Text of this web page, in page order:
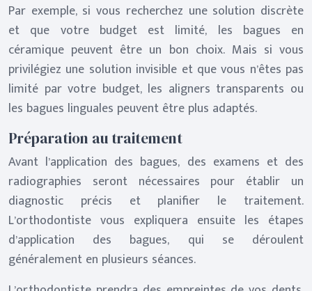
Par exemple, si vous recherchez une solution discrète
et que votre budget est limité, les bagues en
céramique peuvent être un bon choix. Mais si vous
privilégiez une solution invisible et que vous n’êtes pas
limité par votre budget, les aligners transparents ou
les bagues linguales peuvent être plus adaptés.
Préparation au traitement
Avant l’application des bagues, des examens et des
radiographies seront nécessaires pour établir un
diagnostic précis et planifier le traitement.
L’orthodontiste vous expliquera ensuite les étapes
d’application des bagues, qui se déroulent
généralement en plusieurs séances.